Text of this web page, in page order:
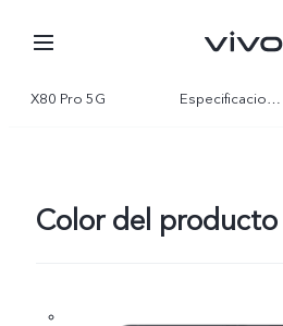
X80 Pro 5G Especificaciones
Color del producto